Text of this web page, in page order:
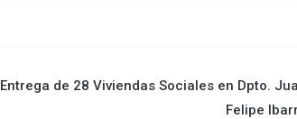
Entrega de 28 Viviendas Sociales en Dpto.
Felipe